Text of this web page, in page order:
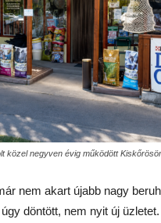
közel negyven évig működött
nem akart újabb nagy
döntött, nem nyit új